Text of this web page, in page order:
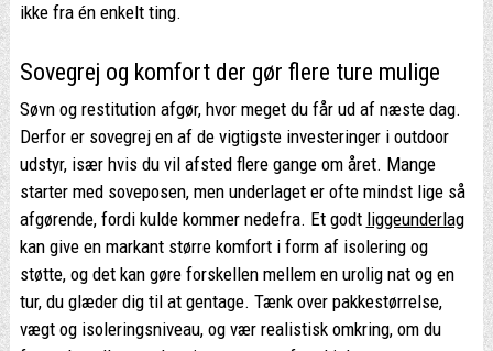
ikke fra én enkelt ting.
Sovegrej og komfort der gør flere ture mulige
Søvn og restitution afgør, hvor meget du får ud af næste dag.
Derfor er sovegrej en af de vigtigste investeringer i outdoor
udstyr, især hvis du vil afsted flere gange om året. Mange
starter med soveposen, men underlaget er ofte mindst lige så
afgørende, fordi kulde kommer nedefra. Et godt liggeunderlag
kan give en markant større komfort i form af isolering og
støtte, og det kan gøre forskellen mellem en urolig nat og en
tur, du glæder dig til at gentage. Tænk over pakkestørrelse,
vægt og isoleringsniveau, og vær realistisk omkring, om du